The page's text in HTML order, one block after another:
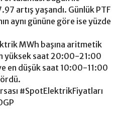
artış yaşandı. Günlük PTF
aynı gününe göre ise yüzde
MWh başına aritmetik
yüksek saat 20:00-21:00
en düşük saat 10:00-11:00
#SpotElektrikFiyatları